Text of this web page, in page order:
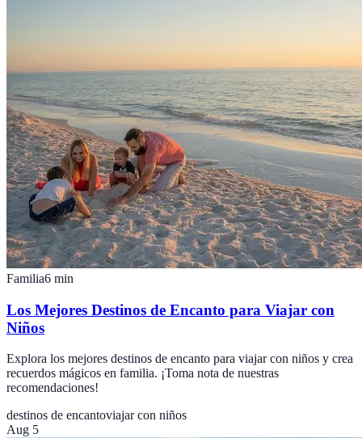
Familia6 min
Los Mejores Destinos de Encanto para Viajar con
Niños
Explora los mejores destinos de encanto para viajar con niños y crea
recuerdos mágicos en familia. ¡Toma nota de nuestras
recomendaciones!
destinos de encantoviajar con niños
Aug 5